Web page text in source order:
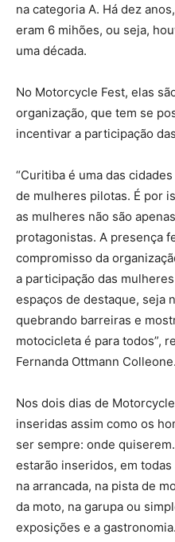
na categoria A. Há dez
eram 6 mihões, ou seja,
uma década.
No Motorcycle Fest, elas
organização, que tem se
incentivar a participação
“Curitiba é uma das
de mulheres pilotas. É por
as mulheres não são
protagonistas. A presença
compromisso da
a participação das
espaços de destaque, seja
quebrando barreiras e
motocicleta é para todos”,
Fernanda Ottmann Colleone.
Nos dois dias de
inseridas assim como os
ser sempre: onde
estarão inseridos, em
na arrancada, na pista de
da moto, na garupa ou
exposições e a gastronomia.